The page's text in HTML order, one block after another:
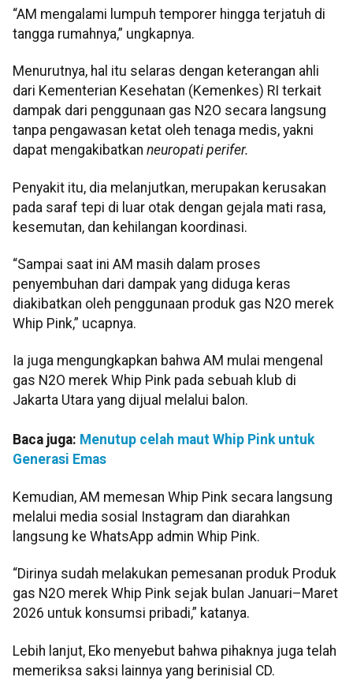
“AM mengalami lumpuh temporer hingga terjatuh di
tangga rumahnya,” ungkapnya.
Menurutnya, hal itu selaras dengan keterangan ahli
dari Kementerian Kesehatan (Kemenkes) RI terkait
dampak dari penggunaan gas N2O secara langsung
tanpa pengawasan ketat oleh tenaga medis, yakni
dapat mengakibatkan neuropati perifer.
Penyakit itu, dia melanjutkan, merupakan kerusakan
pada saraf tepi di luar otak dengan gejala mati rasa,
kesemutan, dan kehilangan koordinasi.
“Sampai saat ini AM masih dalam proses
penyembuhan dari dampak yang diduga keras
diakibatkan oleh penggunaan produk gas N2O merek
Whip Pink,” ucapnya.
Ia juga mengungkapkan bahwa AM mulai mengenal
gas N2O merek Whip Pink pada sebuah klub di
Jakarta Utara yang dijual melalui balon.
Baca juga: Menutup celah maut Whip Pink untuk
Generasi Emas
Kemudian, AM memesan Whip Pink secara langsung
melalui media sosial Instagram dan diarahkan
langsung ke WhatsApp admin Whip Pink.
“Dirinya sudah melakukan pemesanan produk Produk
gas N2O merek Whip Pink sejak bulan Januari–Maret
2026 untuk konsumsi pribadi,” katanya.
Lebih lanjut, Eko menyebut bahwa pihaknya juga telah
memeriksa saksi lainnya yang berinisial CD.